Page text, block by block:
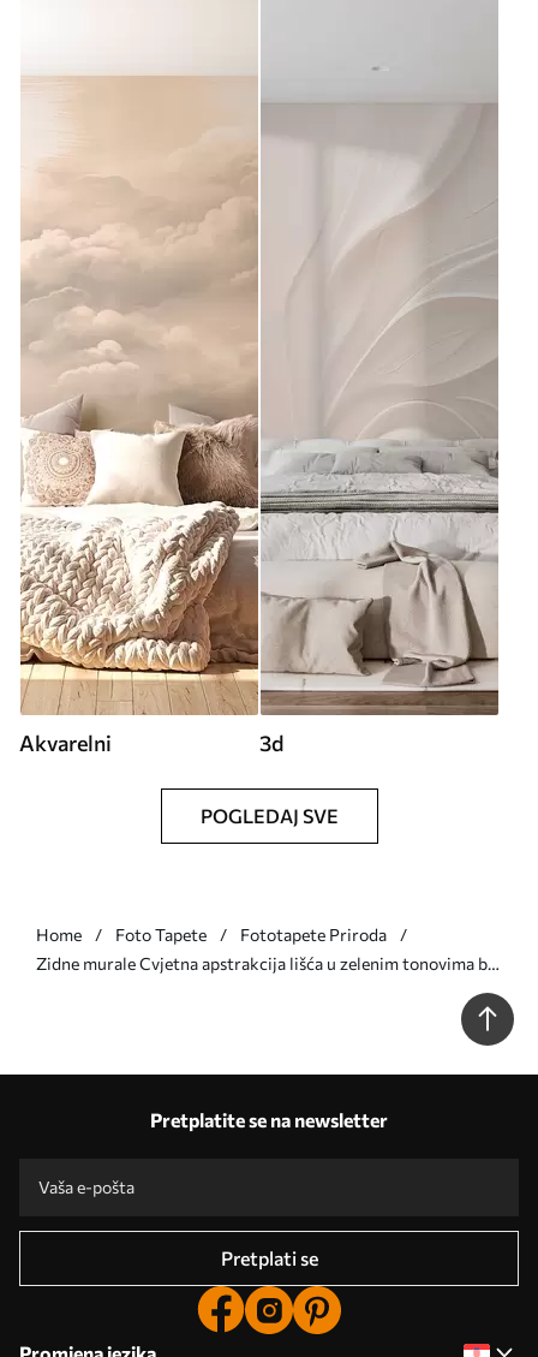
Akvarelni 3d
POGLEDAJ SVE
Home Foto Tapete
Fototapete Priroda
Zidne murale Cvjetna apstrakcija lišća u zelenim tonovima br.
Pretplatite se na newsletter
Pretplati se
Promjena jezika